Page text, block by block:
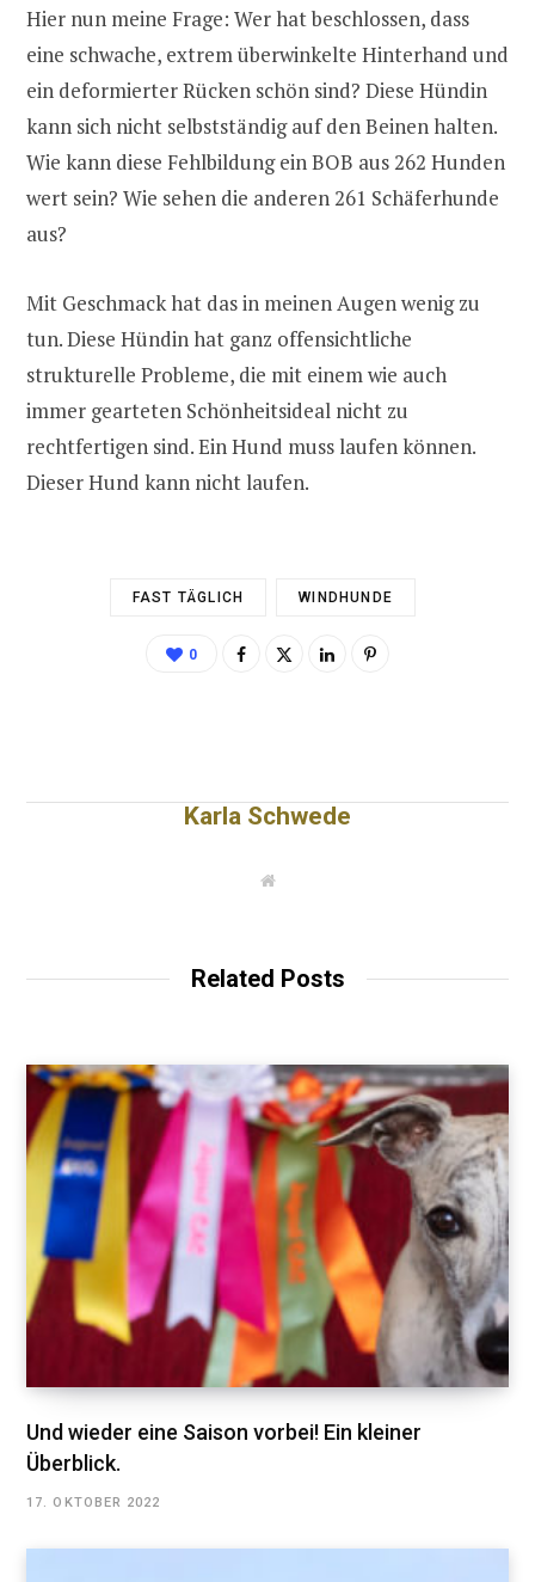
Hier nun meine Frage: Wer hat beschlossen, dass
eine schwache, extrem überwinkelte Hinterhand und
ein deformierter Rücken schön sind? Diese Hündin
kann sich nicht selbstständig auf den Beinen halten.
Wie kann diese Fehlbildung ein BOB aus 262 Hunden
wert sein? Wie sehen die anderen 261 Schäferhunde
aus?
Mit Geschmack hat das in meinen Augen wenig zu
tun. Diese Hündin hat ganz offensichtliche
strukturelle Probleme, die mit einem wie auch
immer gearteten Schönheitsideal nicht zu
rechtfertigen sind. Ein Hund muss laufen können.
Dieser Hund kann nicht laufen.
FAST TÄGLICH WINDHUNDE
0
Karla Schwede
W
Related Posts
Und wieder eine Saison vorbei! Ein kleiner
Überblick.
17. OKTOBER 2022